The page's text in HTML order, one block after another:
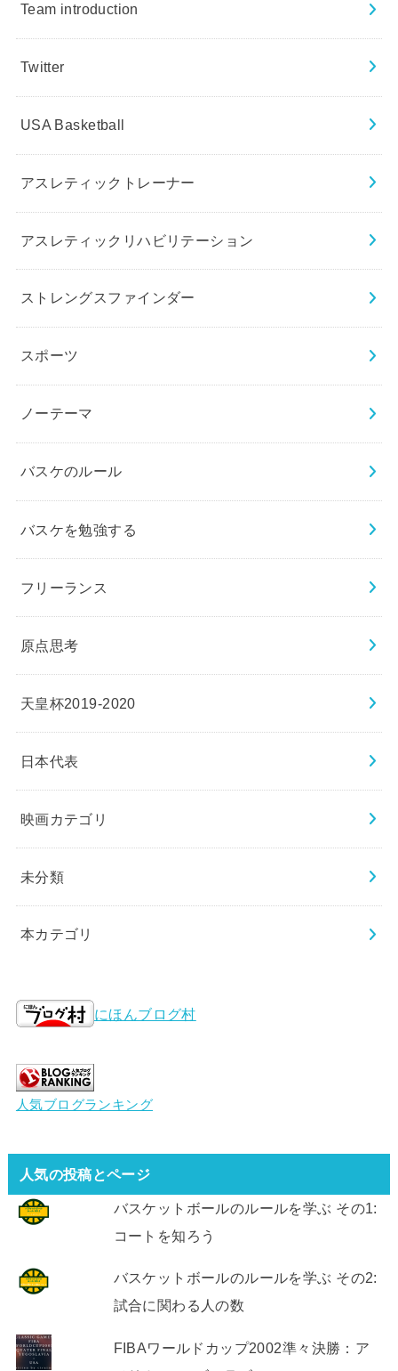
Team introduction
Twitter
USA Basketball
アスレティックトレーナー
アスレティックリハビリテーション
ストレングスファインダー
スポーツ
ノーテーマ
バスケのルール
バスケを勉強する
フリーランス
原点思考
天皇杯2019-2020
日本代表
映画カテゴリ
未分類
本カテゴリ
にほんブログ村
人気ブログランキング
人気の投稿とページ
バスケットボールのルールを学ぶ その1:
コートを知ろう
バスケットボールのルールを学ぶ その2:
試合に関わる人の数
FIBAワールドカップ2002準々決勝：ア